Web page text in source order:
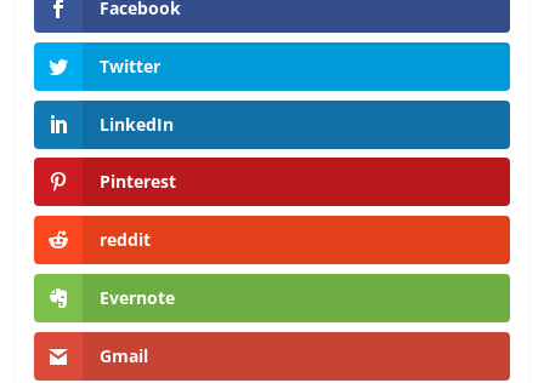
Colombia
|
Magazine
de
Publicidad
y
Facebook
Twitter
LinkedIn
Pinterest
reddit
Evernote
Gmail